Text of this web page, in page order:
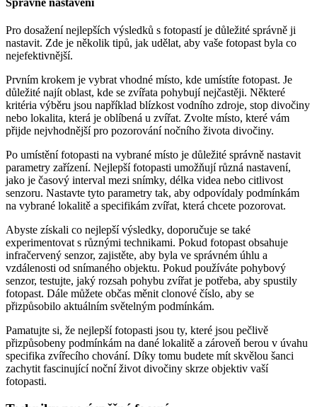
Pro dosažení nejlepších výsledků s fotopastí je důležité správně ji
nastavit. Zde je několik tipů, jak udělat, aby vaše fotopast byla co
nejefektivnější.
Prvním krokem je vybrat vhodné místo, kde umístíte fotopast. Je
důležité najít oblast, kde se zvířata pohybují nejčastěji. Některé
kritéria výběru jsou například blízkost vodního zdroje, stop divočiny
nebo lokalita, která je oblíbená u zvířat. Zvolte místo, které vám
přijde nejvhodnější pro pozorování nočního života divočiny.
Po umístění fotopasti na vybrané místo je důležité správně nastavit
parametry zařízení. Nejlepší fotopasti umožňují různá nastavení,
jako je časový interval mezi snímky, délka videa nebo citlivost
senzoru. Nastavte tyto parametry tak, aby odpovídaly podmínkám
na vybrané lokalitě a specifikám zvířat, která chcete pozorovat.
Abyste získali co nejlepší výsledky, doporučuje se také
experimentovat s různými technikami. Pokud fotopast obsahuje
infračervený senzor, zajistěte, aby byla ve správném úhlu a
vzdálenosti od snímaného objektu. Pokud používáte pohybový
senzor, testujte, jaký rozsah pohybu zvířat je potřeba, aby spustily
fotopast. Dále můžete občas měnit clonové číslo, aby se
přizpůsobilo aktuálním světelným podmínkám.
Pamatujte si, že nejlepší fotopasti jsou ty, které jsou pečlivě
přizpůsobeny podmínkám na dané lokalitě a zároveň berou v úvahu
specifika zvířecího chování. Díky tomu budete mít skvělou šanci
zachytit fascinující noční život divočiny skrze objektiv vaší
fotopasti.